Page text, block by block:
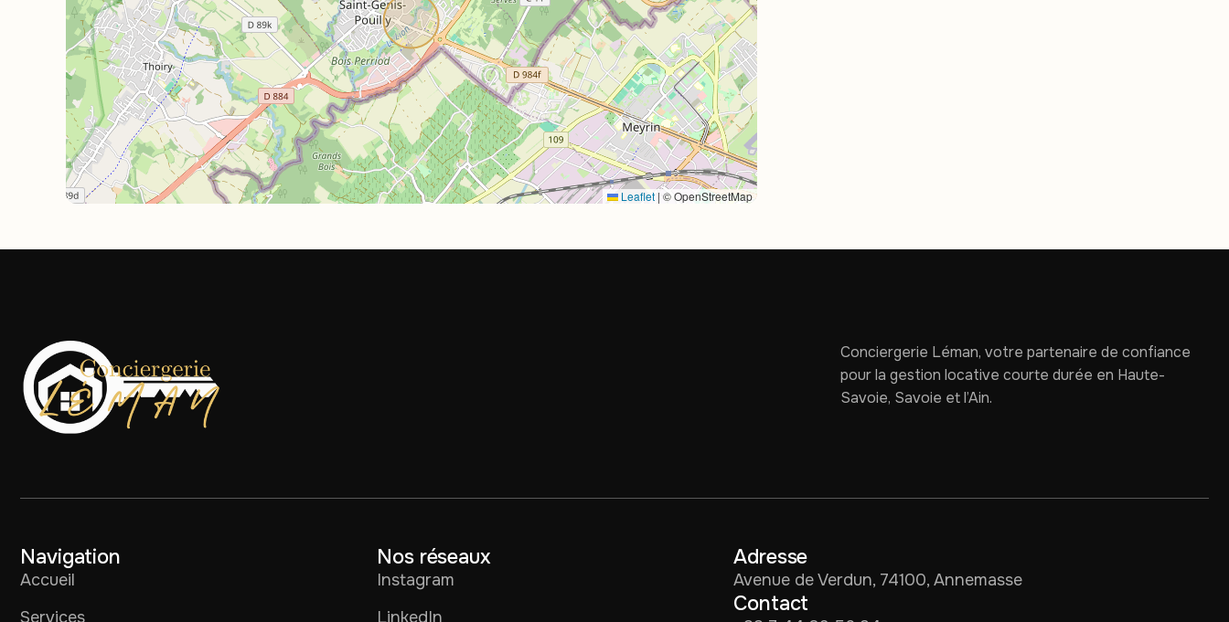
Leaflet | © OpenStreetMap
Conciergerie Léman, votre partenaire de confiance
pour la gestion locative courte durée en Haute-
Savoie, Savoie et l’Ain.
Navigation
Accueil
Services
Nos réseaux
Instagram
LinkedIn
Adresse
Avenue de Verdun, 74100, Annemasse
Contact